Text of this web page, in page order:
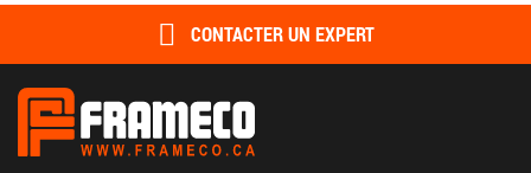
CONTACTER UN EXPERT